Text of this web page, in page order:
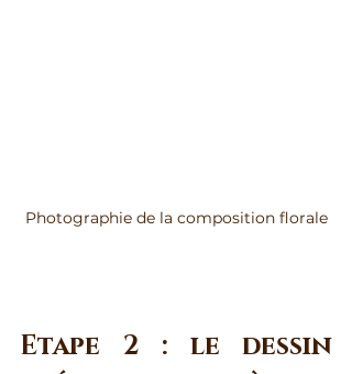
Photographie de la composition florale
Etape 2 : le dessin